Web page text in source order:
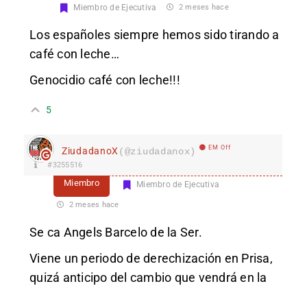
Miembro de Ejecutiva 2 meses hace
Los españoles siempre hemos sido tirando a
café con leche…
Genocidio café con leche!!!
5
ZiudadanoX(@ziudadanox) EM Off
#3255516
Miembro Miembro de Ejecutiva
2 meses hace
Se ca Angels Barcelo de la Ser.
Viene un periodo de derechización en Prisa,
quizá anticipo del cambio que vendrá en la